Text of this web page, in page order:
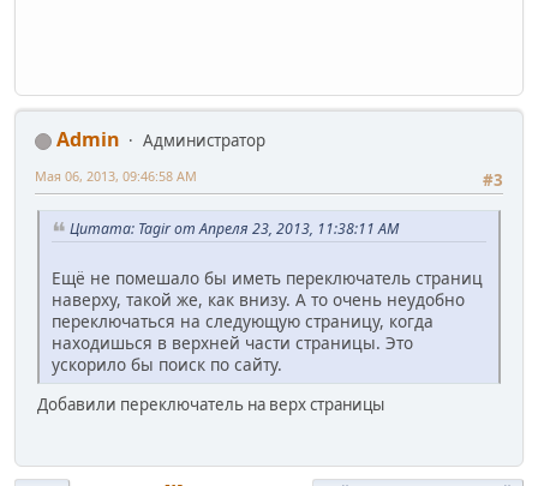
Admin
Администратор
#3
Мая 06, 2013, 09:46:58 AM
Цитата: Tagir от Апреля 23, 2013, 11:38:11 AM
Ещё не помешало бы иметь переключатель страниц
наверху, такой же, как внизу. А то очень неудобно
переключаться на следующую страницу, когда
находишься в верхней части страницы. Это
ускорило бы поиск по сайту.
Добавили переключатель на верх страницы